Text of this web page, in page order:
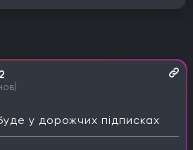
у дорожчих підписках